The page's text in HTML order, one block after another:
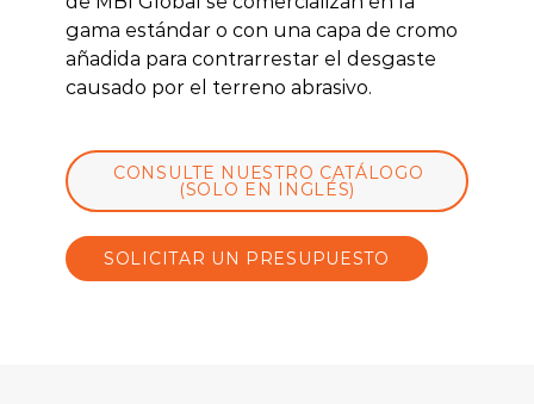
gama estándar o con una capa de cromo
añadida para contrarrestar el desgaste
causado por el terreno abrasivo.
CONSULTE NUESTRO CATÁLOGO
(SOLO EN INGLÉS)
SOLICITAR UN PRESUPUESTO